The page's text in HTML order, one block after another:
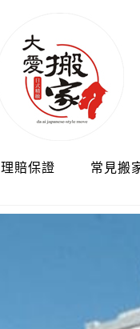
理賠保證 常見搬